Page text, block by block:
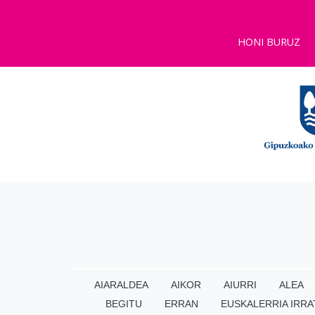
HONI BURUZ
AIARALDEA AIKOR AIURRI ALEA
BEGITU
ERRAN EUSKALERRIA